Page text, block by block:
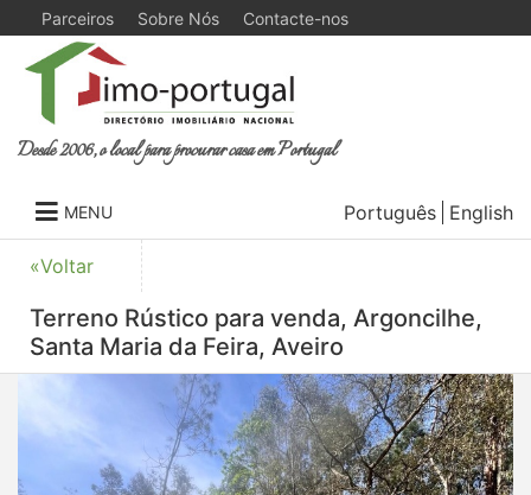
Parceiros Sobre Nós Contacte-nos
Desde 2006, o local para procurar casa em Portugal
MENU Português English
«Voltar
Terreno Rústico para venda, Argoncilhe,
Santa Maria da Feira, Aveiro